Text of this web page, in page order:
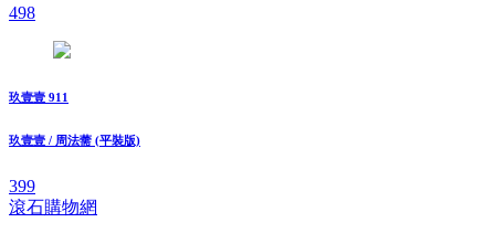
498
玖壹壹 911
玖壹壹 / 周法薷 (平裝版)
399
滾石購物網